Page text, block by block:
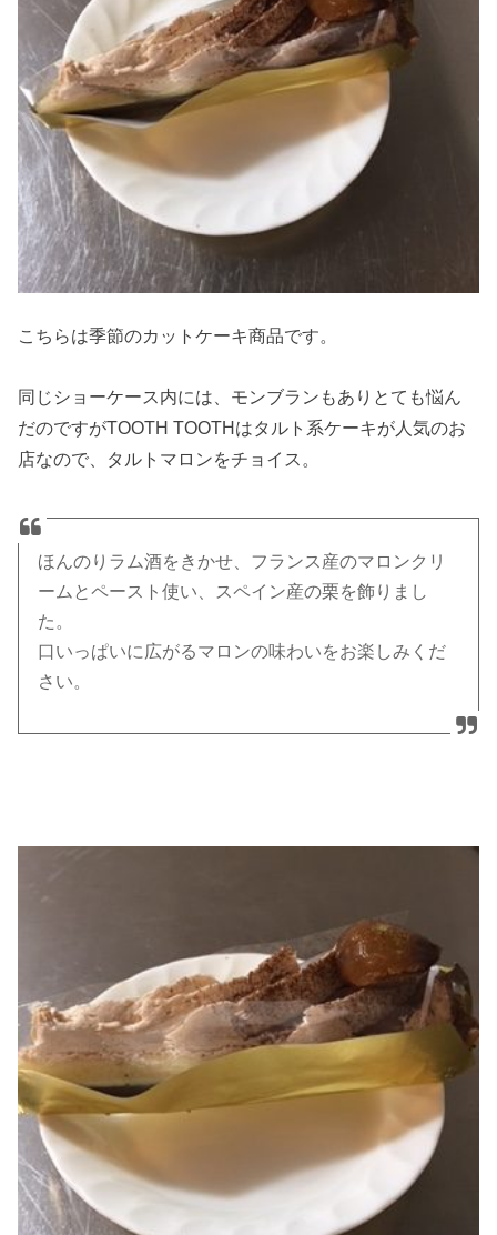
こちらは季節のカットケーキ商品です。
同じショーケース内には、モンブランもありとても悩ん
だのですがTOOTH TOOTHはタルト系ケーキが人気のお
店なので、タルトマロンをチョイス。
ほんのりラム酒をきかせ、フランス産のマロンクリ
ームとペースト使い、スペイン産の栗を飾りまし
た。
口いっぱいに広がるマロンの味わいをお楽しみくだ
さい。